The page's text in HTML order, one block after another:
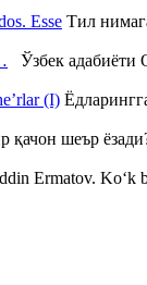
Esse Тил
Ўзбек адабиёти
(I)
шеър
Ermatov. Ko‘k